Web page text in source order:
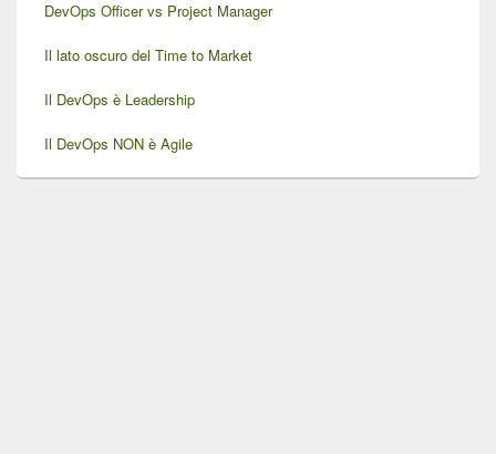
DevOps Officer vs Project Manager
Il lato oscuro del Time to Market
Il DevOps è Leadership
Il DevOps NON è Agile